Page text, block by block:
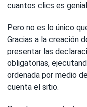
cuantos clics es
Pero no es lo único
Gracias a la creación
presentar las
obligatorias,
ordenada por medio
cuenta el sitio.